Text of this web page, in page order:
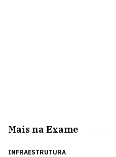
Mais na Exame
INFRAESTRUTURA